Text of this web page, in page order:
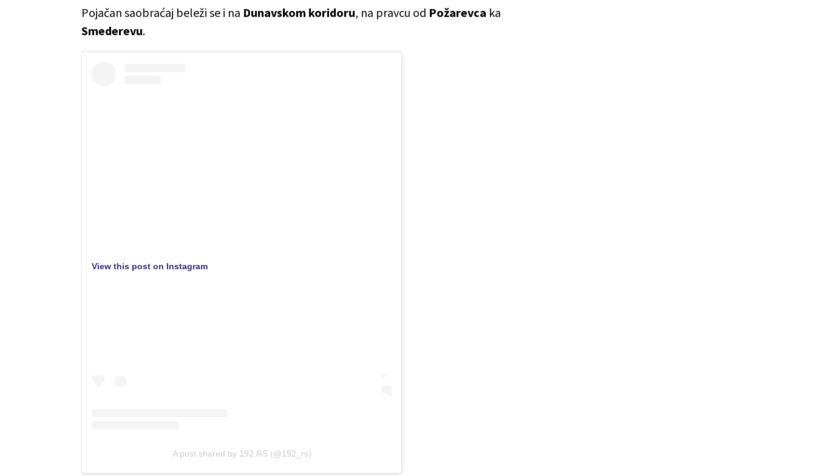
Pojačan saobraćaj beleži se i na Dunavskom koridoru, na pravcu od Požarevca ka
Smederevu.
View this post on Instagram
A post shared by 192.RS (@192_rs)